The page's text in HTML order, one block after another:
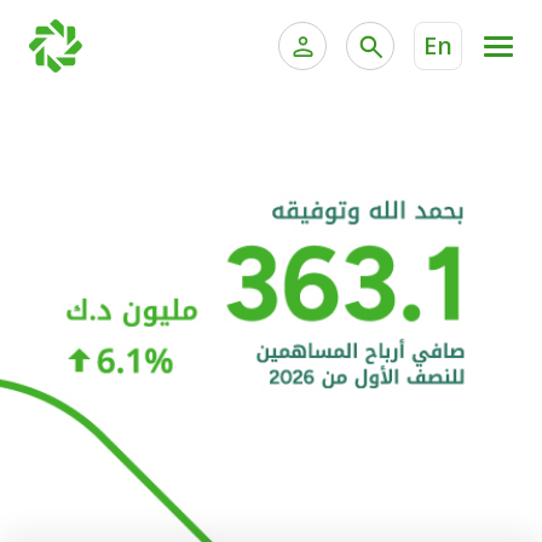
En
الخدمات المصرفية الإلكترونية للشركات
خدمة "بيتك" للتداول الإلكتروني
الحسابات المصرفية
البطاقات
"برامج العملاء"